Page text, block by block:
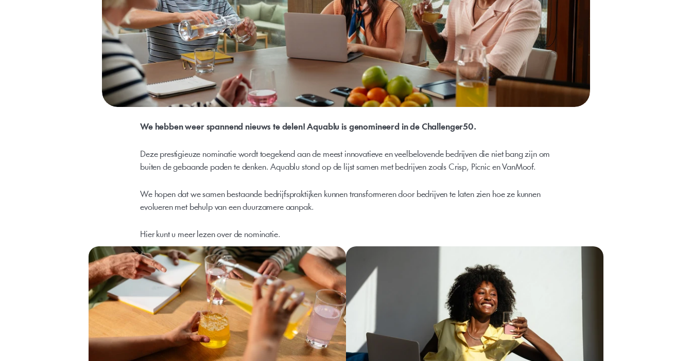
We hebben weer spannend nieuws te delen! Aquablu is genomineerd in de Challenger50.
Deze prestigieuze nominatie wordt toegekend aan de meest innovatieve en veelbelovende bedrijven die niet bang zijn om
buiten de gebaande paden te denken. Aquablu stond op de lijst samen met bedrijven zoals Crisp, Picnic en VanMoof.
We hopen dat we samen bestaande bedrijfspraktijken kunnen transformeren door bedrijven te laten zien hoe ze kunnen
evolueren met behulp van een duurzamere aanpak.
Hier kunt u meer lezen over de nominatie.